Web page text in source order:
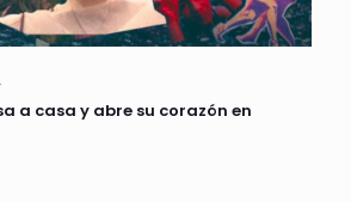
a casa y abre su corazón en